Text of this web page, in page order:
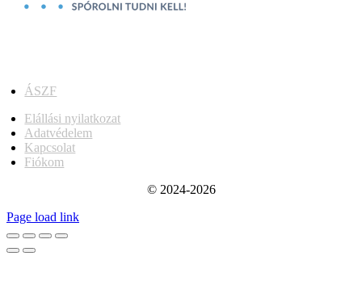
ÁSZF
Elállási nyilatkozat
Adatvédelem
Kapcsolat
Fiókom
© 2024-2026
Page load link